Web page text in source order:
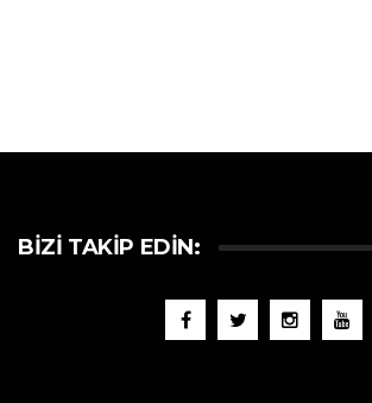
BIZI TAKIP EDIN: